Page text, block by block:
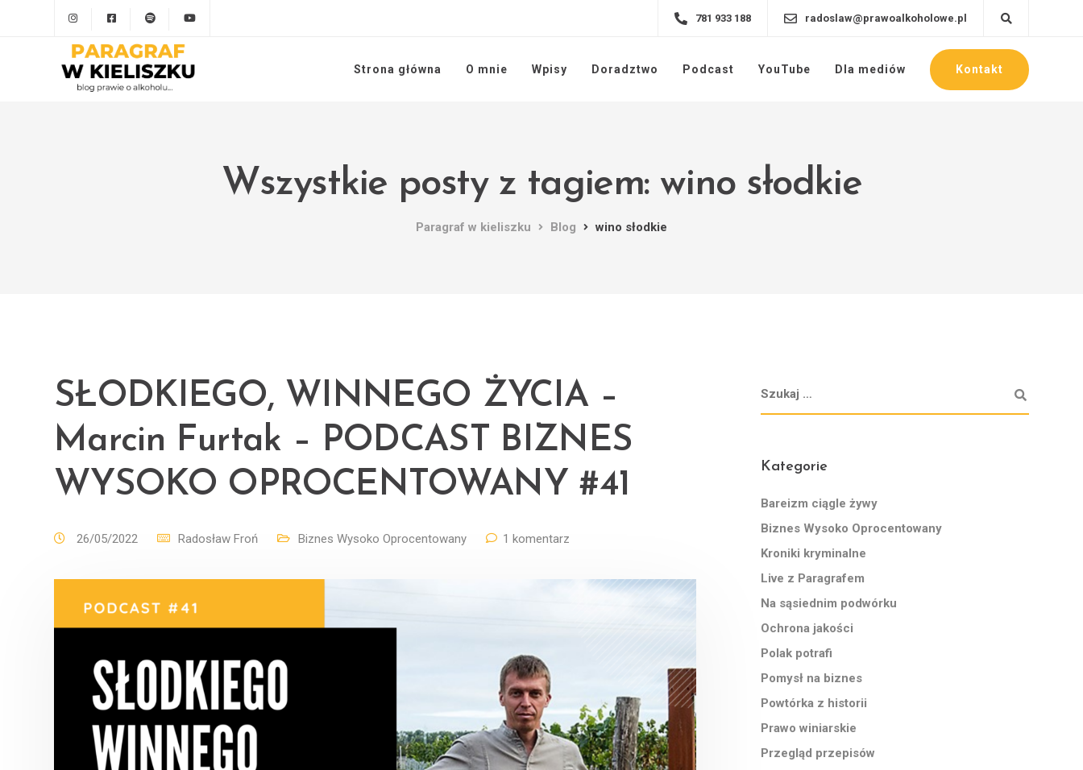
781 933 188 radoslaw@prawoalkoholowe.pl
Strona główna O mnie Wpisy Doradztwo Podcast YouTube Dla mediów Kontakt
Wszystkie posty z tagiem: wino słodkie
Paragraf w kieliszku Blog wino słodkie
SŁODKIEGO, WINNEGO ŻYCIA –
Marcin Furtak – PODCAST BIZNES
WYSOKO OPROCENTOWANY #41
26/05/2022 Radosław Froń Biznes Wysoko Oprocentowany 1 komentarz
Kategorie
Bareizm ciągle żywy
Biznes Wysoko Oprocentowany
Kroniki kryminalne
Live z Paragrafem
Na sąsiednim podwórku
Ochrona jakości
Polak potrafi
Pomysł na biznes
Powtórka z historii
Prawo winiarskie
Przegląd przepisów